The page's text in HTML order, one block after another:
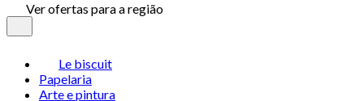
Ver ofertas para a região
Le biscuit
Papelaria
Arte e pintura